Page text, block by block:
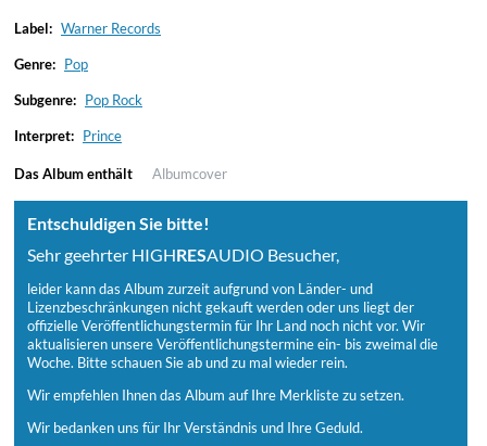
Label: Warner Records
Genre: Pop
Subgenre: Pop Rock
Interpret: Prince
Das Album enthält Albumcover
Entschuldigen Sie bitte!
Sehr geehrter HIGHRESAUDIO Besucher,
leider kann das Album zurzeit aufgrund von Länder- und
Lizenzbeschränkungen nicht gekauft werden oder uns liegt der
offizielle Veröffentlichungstermin für Ihr Land noch nicht vor. Wir
aktualisieren unsere Veröffentlichungstermine ein- bis zweimal die
Woche. Bitte schauen Sie ab und zu mal wieder rein.
Wir empfehlen Ihnen das Album auf Ihre Merkliste zu setzen.
Wir bedanken uns für Ihr Verständnis und Ihre Geduld.